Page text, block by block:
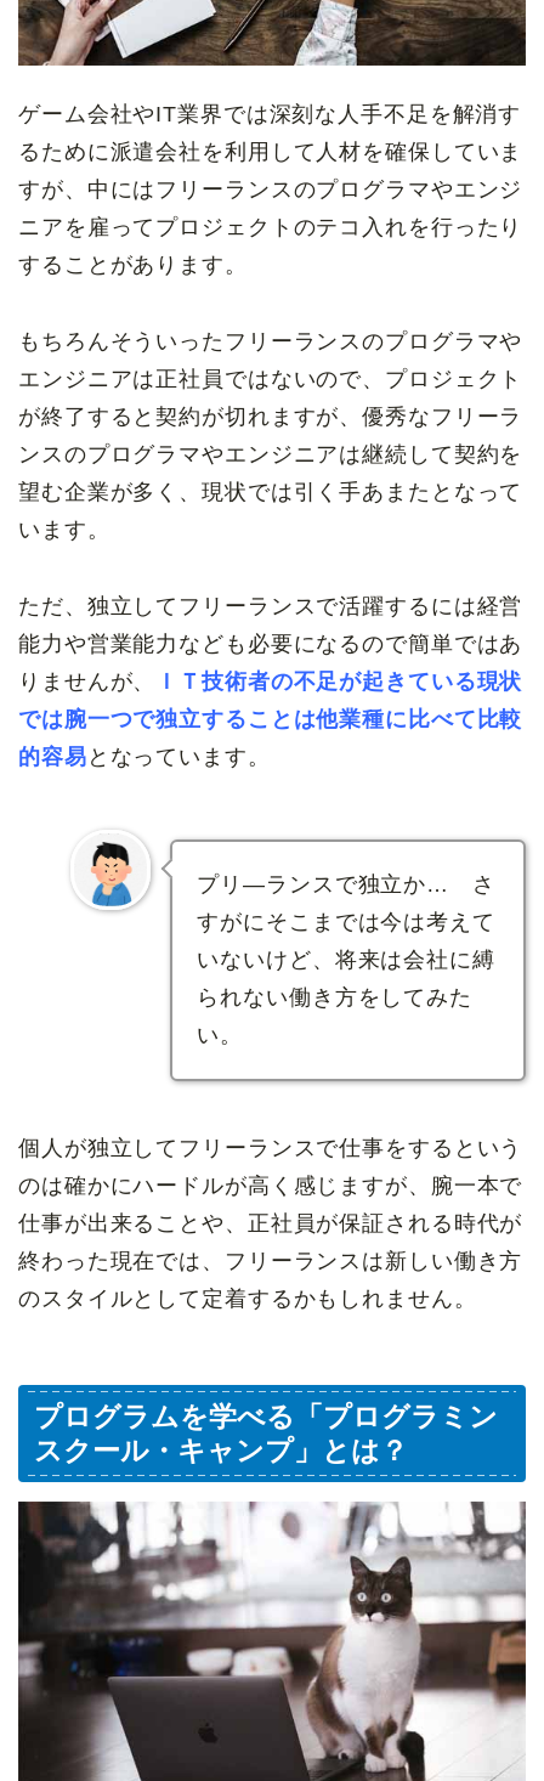
ゲーム会社やIT業界では深刻な人手不足を解消す
るために派遣会社を利用して人材を確保していま
すが、中にはフリーランスのプログラマやエンジ
ニアを雇ってプロジェクトのテコ入れを行ったり
することがあります。
もちろんそういったフリーランスのプログラマや
エンジニアは正社員ではないので、プロジェクト
が終了すると契約が切れますが、優秀なフリーラ
ンスのプログラマやエンジニアは継続して契約を
望む企業が多く、現状では引く手あまたとなって
います。
ただ、独立してフリーランスで活躍するには経営
能力や営業能力なども必要になるので簡単ではあ
りませんが、
ＩＴ技術者の不足が起きている現状
では腕一つで独立することは他業種に比べて比較
的容易 となっています。
プリ―ランスで独立か… さ
すがにそこまでは今は考えて
いないけど、将来は会社に縛
られない働き方をしてみた
い。
個人が独立してフリーランスで仕事をするという
のは確かにハードルが高く感じますが、腕一本で
仕事が出来ることや、正社員が保証される時代が
終わった現在では、フリーランスは新しい働き方
のスタイルとして定着するかもしれません。
プログラムを学べる「プログラミン
スクール・キャンプ」とは？